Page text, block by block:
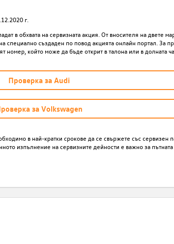
г.
в обхвата на сервизната акция. От вносителя на двете
специално създаден по повод акцията онлайн портал. За
който може да бъде открит в талона или в долната
Проверка за Audi
за Volkswagen
в най-кратки срокове да се свържете със сервизен
изпълнение на сервизните дейности е важно за